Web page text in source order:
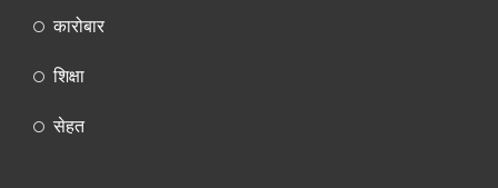
कारोबार
शिक्षा
सेहत